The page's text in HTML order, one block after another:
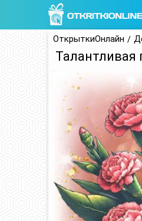
ОткрыткиОнлайн
Талантливая